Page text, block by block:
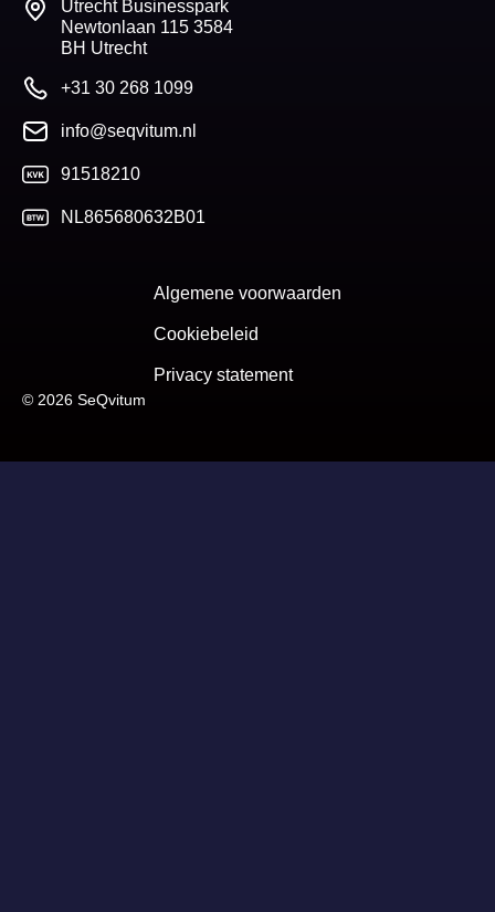
Utrecht Businesspark
Newtonlaan 115 3584
BH Utrecht
+31 30 268 1099
info@seqvitum.nl
91518210
NL865680632B01
© 2026 SeQvitum
Algemene voorwaarden
Cookiebeleid
Privacy statement